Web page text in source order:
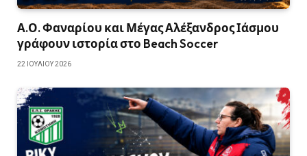
Α.Ο. Φαναρίου και Μέγας Αλέξανδρος Ιάσμου
γράφουν ιστορία στο Beach Soccer
22 ΙΟΥΛΊΟΥ 2026